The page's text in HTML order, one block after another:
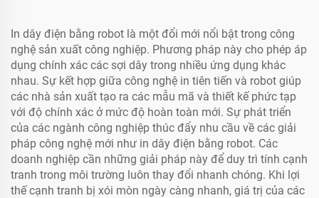
In dây điện bằng robot là một đổi mới nổi bật trong công
nghệ sản xuất công nghiệp. Phương pháp này cho phép áp
dụng chính xác các sợi dây trong nhiều ứng dụng khác
nhau. Sự kết hợp giữa công nghệ in tiên tiến và robot giúp
các nhà sản xuất tạo ra các mẫu mã và thiết kế phức tạp
với độ chính xác ở mức độ hoàn toàn mới. Sự phát triển
của các ngành công nghiệp thúc đẩy nhu cầu về các giải
pháp công nghệ mới như in dây điện bằng robot. Các
doanh nghiệp cần những giải pháp này để duy trì tính cạnh
tranh trong môi trường luôn thay đổi nhanh chóng. Khi lợi
thế cạnh tranh bị xói mòn ngày càng nhanh, giá trị của các